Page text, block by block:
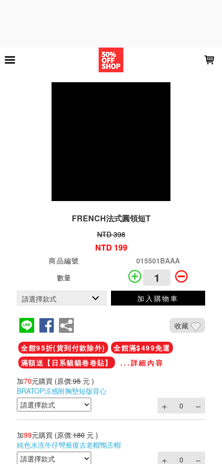
FRENCH法式圓領短T
NTD 398
NTD 199
商品編號
015501BAAA
數量
加入購物車
收藏
全館95折(貨到付款除外)
全館滿$499免運
滿額送【日系貓貓卷卷貼】
...詳細內容
加70元購買 (原價:95 元 )
BRATOP涼感附胸墊短版背心
加99元購買 (原價:180 元 )
純色水洗牛仔彎簷復古老帽鴨舌帽